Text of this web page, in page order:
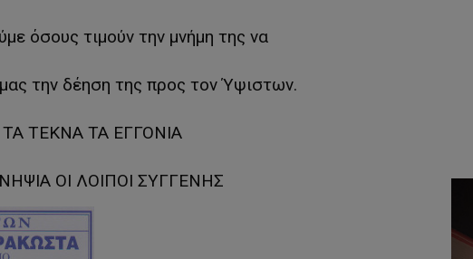
όσους τιμούν την μνήμη της να
την δέηση της προς τον Ύψιστων.
ΤΑ ΤΕΚΝΑ ΤΑ ΕΓΓΟΝΙΑ
ΟΙ ΛΟΙΠΟΙ ΣΥΓΓΕΝΗΣ